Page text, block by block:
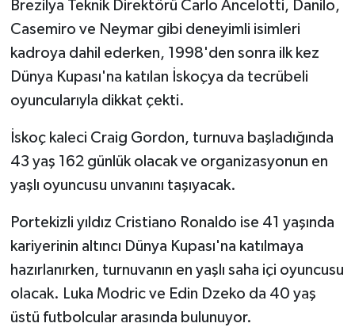
Brezilya Teknik Direktörü Carlo Ancelotti, Danilo,
Casemiro ve Neymar gibi deneyimli isimleri
kadroya dahil ederken, 1998'den sonra ilk kez
Dünya Kupası'na katılan İskoçya da tecrübeli
oyuncularıyla dikkat çekti.
İskoç kaleci Craig Gordon, turnuva başladığında
43 yaş 162 günlük olacak ve organizasyonun en
yaşlı oyuncusu unvanını taşıyacak.
Portekizli yıldız Cristiano Ronaldo ise 41 yaşında
kariyerinin altıncı Dünya Kupası'na katılmaya
hazırlanırken, turnuvanın en yaşlı saha içi oyuncusu
olacak. Luka Modric ve Edin Dzeko da 40 yaş
üstü futbolcular arasında bulunuyor.